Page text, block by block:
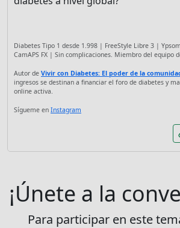
Diabetes Tipo 1 desde 1.998 | FreeStyle Libre 3 |
CamAPS FX | Sin complicaciones. Miembro del equipo
Autor de Vivir con Diabetes: El poder de la
ingresos se destinan a financiar el foro de diabetes y
online activa.
Sígueme en Instagram
¡Únete a la
Para participar en este